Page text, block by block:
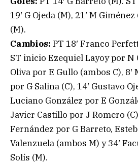
19′ G Ojeda (M), 21′ M
(M).
Cambios: PT 18′ Franco
ST inicio Ezequiel Layoy por N
Oliva por E Gullo (ambos C),
por G Salina (C), 14′ Gustavo
Luciano González por E
Javier Castillo por J Romero
Fernández por G Barreto,
Valenzuela (ambos M) y 34′
Solís (M).